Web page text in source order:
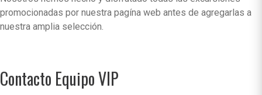
promocionadas por nuestra pagína web antes de agregarlas a
nuestra amplia selección.
Contacto Equipo VIP